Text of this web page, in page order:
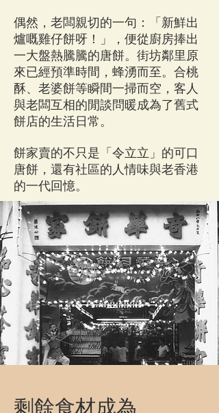
偶然，老闆親切的一句：「新鮮出
爐嘅雞仔餅呀！」，便從廚房捧出
一大盤熱騰騰的唐餅。街坊鄰里原
來已經預準時間，蜂湧而至。合桃
酥、老婆餅等瞬間一掃而空，客人
與老闆互相的閒談問暖成為了舊式
餅店的生活日常。
餅家賣的不只是「令立立」的可口
唐餅，還有社區的人情味與老香港
的一代回憶。
剩餘食材成為